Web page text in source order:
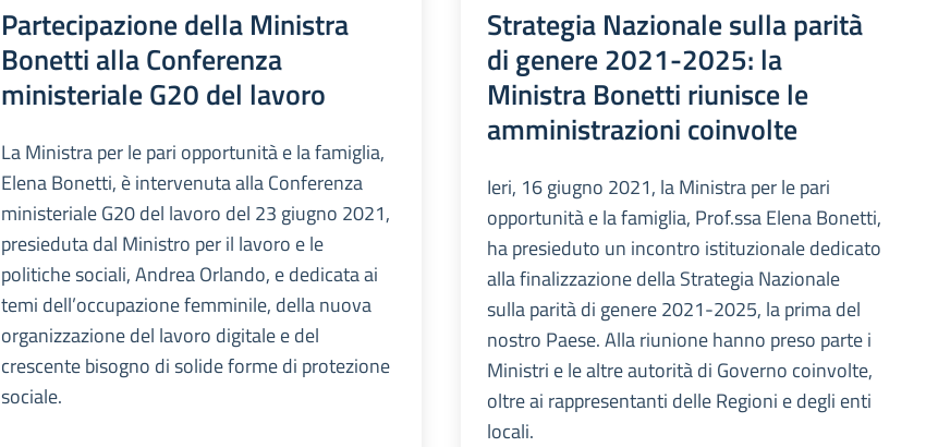
Partecipazione della Ministra
Bonetti alla Conferenza
ministeriale G20 del lavoro
La Ministra per le pari opportunità e la famiglia,
Elena Bonetti, è intervenuta alla Conferenza
ministeriale G20 del lavoro del 23 giugno 2021,
presieduta dal Ministro per il lavoro e le
politiche sociali, Andrea Orlando, e dedicata ai
temi dell’occupazione femminile, della nuova
organizzazione del lavoro digitale e del
crescente bisogno di solide forme di protezione
sociale.
Strategia Nazionale sulla parità
di genere 2021-2025: la
Ministra Bonetti riunisce le
amministrazioni coinvolte
Ieri, 16 giugno 2021, la Ministra per le pari
opportunità e la famiglia, Prof.ssa Elena Bonetti,
ha presieduto un incontro istituzionale dedicato
alla finalizzazione della Strategia Nazionale
sulla parità di genere 2021-2025, la prima del
nostro Paese. Alla riunione hanno preso parte i
Ministri e le altre autorità di Governo coinvolte,
oltre ai rappresentanti delle Regioni e degli enti
locali.